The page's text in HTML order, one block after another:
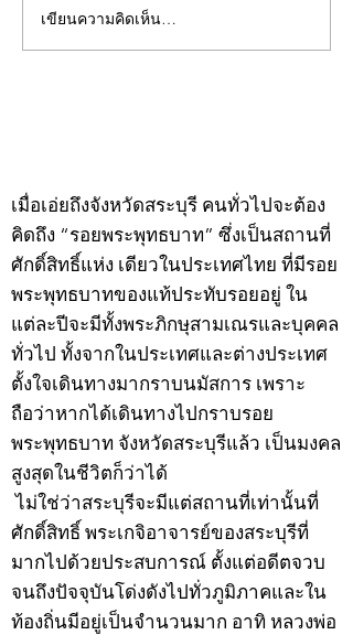
คอลัมน์"จับชีพจรวงการ
พระ"ประจำพุธที่ 29
เขียนความคิดเห็น…
เมื่อเอ่ยถึงจังหวัดสระบุรี คนทั่วไปจะต้อง
คิดถึง “รอยพระพุทธบาท” ซึ่งเป็นสถานที่
ศักดิ์สิทธิ์แห่ง เดียวในประเทศไทย ที่มีรอย
พระพุทธบาทของแท้ประทับรอยอยู่ ใน
แต่ละปีจะมีทั้งพระภิกษุสามเณรและบุคคล
ทั่วไป ทั้งจากในประเทศและต่างประเทศ
ตั้งใจเดินทางมากราบนมัสการ เพราะ
ถือว่าหากได้เดินทางไปกราบรอย
พระพุทธบาท จังหวัดสระบุรีแล้ว เป็นมงคล
สูงสุดในชีวิตก็ว่าได้
ไม่ใช่ว่าสระบุรีจะมีแต่สถานที่เท่านั้นที่
ศักดิ์สิทธิ์ พระเกจิอาจารย์ของสระบุรีที่
มากไปด้วยประสบการณ์ ตั้งแต่อดีตจวบ
จนถึงปัจจุบันโด่งดังไปทั่วภูมิภาคและใน
ท้องถิ่นมีอยู่เป็นจำนวนมาก อาทิ หลวงพ่อ